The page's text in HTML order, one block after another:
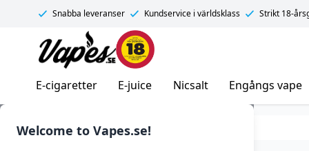
Welcome to Vapes.se!
Snabba leveranser Kundservice i världsklass Strikt 18-
Vapes.se
E-cigaretter E-juice Nicsalt Engångs vape
E-juice E-juice med nikotin